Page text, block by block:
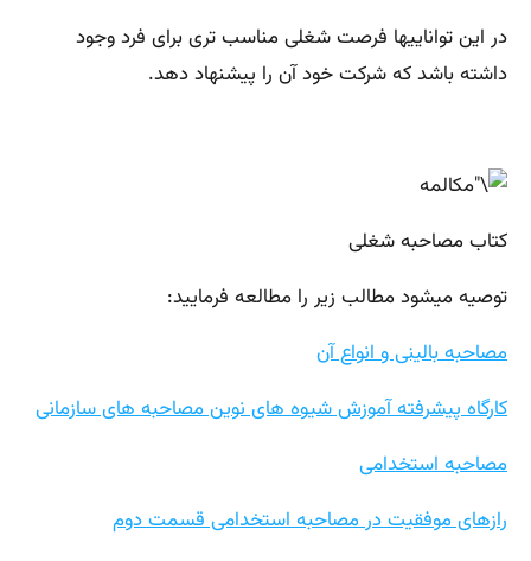
در این تواناییها فرصت شغلی مناسب تری برای فرد وجود
داشته باشد که شرکت خود آن را پیشنهاد دهد.
کتاب مصاحبه شغلی
توصیه میشود مطالب زیر را مطالعه فرمایید:
مصاحبه بالینی و انواع آن
کارگاه پیشرفته آموزش شیوه های نوین مصاحبه های سازمانی
مصاحبه استخدامی
رازهای موفقیت در مصاحبه استخدامی قسمت دوم